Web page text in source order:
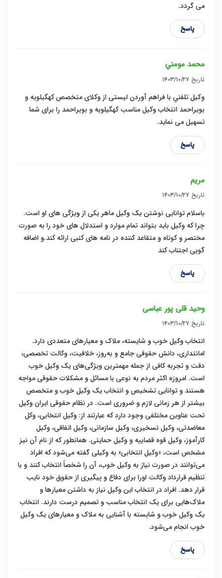
می گردد.
پاسخ
محمد مومني
تاریخ ۱۴۰۳/۱۰/۲۷
وكيل تلفني با فراهم آوردن لیستی از وکلای متخصص کهگیلویه و
بویراحمد انتخاب وکیل مناسب کهگیلویه و بویراحمد را برای شما
تسهیل می نماید.
پاسخ
مریم
تاریخ ۱۴۰۳/۱۰/۲۷
باسلام توانایی نوشتن یک وکیل ماهر یکی از ویژگی ‌های او است.
چرا که وکیل باید بتواند تمام موارد و استدلال های خود را به صورت
مختصر و کوتاه و متقاعد کننده در نامه های کتبی ارائه کند.و اضافه
گویی اجتناب کند
پاسخ
وحید قلی پور عباسی
تاریخ ۱۴۰۳/۱۰/۲۷
انتخاب وکیل خوب و شایسته، ملاک و معیار‌های متعددی دارد.
امانتداری، دانش حقوقی جامع و به‌روز، خلاقیت، وکالت تخصصی،
دقت و تجربه کافی از جمله مهمترین ویژگی‌های یک وکیل خوب
است. امروزه اکثر مردم به نوعی با مسائل و مشکلات حقوقی مواجه
هستند و توانایی تشخیص و انتخاب یک وکیل خوب و متخصص
بیشتر از هر زمانی لازم و ضروری است. در نظام حقوقی ایران وکیل
تحت عناوین مختلفی وجود دارد که عبارتند از: وکیل انتخابی، وکل
معاضدتی، وکیل تسخیری، وکیل سازمانی، وکیل اتفاقی، وکیل
کارآموز، وکیل قوه قضاییه و وکیل حمایتی. همانطور که از نام آن نیز
مشخص است، «وکیل انتخابی» به وکیلی گفته می‌شود که افراد
می‌توانند در صورت نیاز به وکیل خوب، آن را شخصاً انتخاب کنند و با
تنظیم قرارداد وکالت اورا برای دفاع و پیگیری از حقوق خود نایب
قرار دهد. افراد در انتخاب این وکیل نیاز به داشتن معیارها و
ملاک‌هایی برای یک انتخاب مناسب و تصمیم درست دارند. انتخاب
یک وکیل خوب و شایسته با آشنایی به ملاک و معیار‌های یک وکیل
خوب انجام می‌شود.
پاسخ